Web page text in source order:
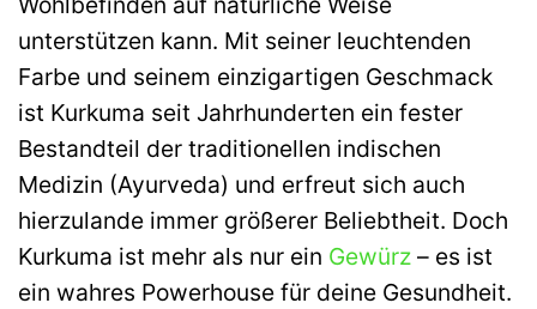
unterstützen kann. Mit seiner leuchtenden
Farbe und seinem einzigartigen Geschmack
ist Kurkuma seit Jahrhunderten ein fester
Bestandteil der traditionellen indischen
Medizin (Ayurveda) und erfreut sich auch
hierzulande immer größerer Beliebtheit. Doch
Kurkuma ist mehr als nur ein Gewürz – es ist
ein wahres Powerhouse für deine Gesundheit.